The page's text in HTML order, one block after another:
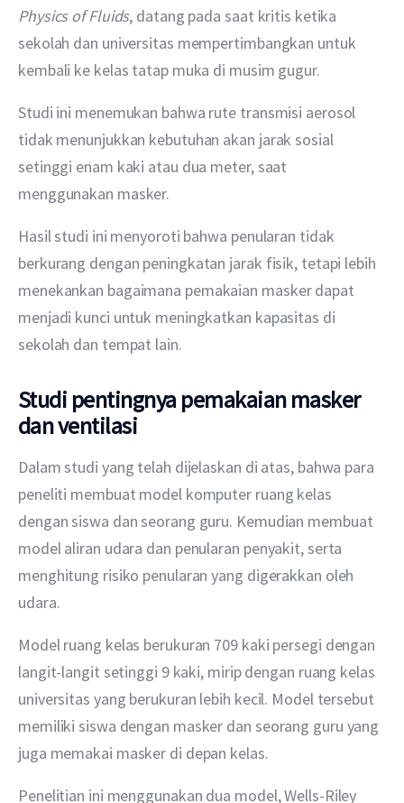
Physics of Fluids, datang pada saat kritis ketika
sekolah dan universitas mempertimbangkan untuk
kembali ke kelas tatap muka di musim gugur.
Studi ini menemukan bahwa rute transmisi aerosol
tidak menunjukkan kebutuhan akan jarak sosial
setinggi enam kaki atau dua meter, saat
menggunakan masker.
Hasil studi ini menyoroti bahwa penularan tidak
berkurang dengan peningkatan jarak fisik, tetapi lebih
menekankan bagaimana pemakaian masker dapat
menjadi kunci untuk meningkatkan kapasitas di
sekolah dan tempat lain.
Studi pentingnya pemakaian masker
dan ventilasi
Dalam studi yang telah dijelaskan di atas, bahwa para
peneliti membuat model komputer ruang kelas
dengan siswa dan seorang guru. Kemudian membuat
model aliran udara dan penularan penyakit, serta
menghitung risiko penularan yang digerakkan oleh
udara.
Model ruang kelas berukuran 709 kaki persegi dengan
langit-langit setinggi 9 kaki, mirip dengan ruang kelas
universitas yang berukuran lebih kecil. Model tersebut
memiliki siswa dengan masker dan seorang guru yang
juga memakai masker di depan kelas.
Penelitian ini menggunakan dua model, Wells-Riley